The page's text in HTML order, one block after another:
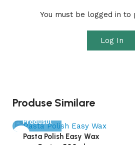
You must be logged in to
Log In
Produse Similare
Produsul
Pasta Polish Easy Wax